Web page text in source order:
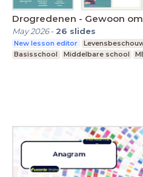
Drogredenen - Gewoon
May 2026- 26 slides
New lesson editor
Basisschool
Middelbare school